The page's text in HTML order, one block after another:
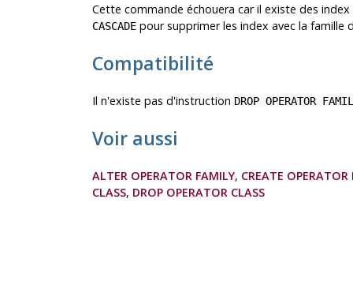
Cette commande échouera car il existe des
CASCADEpour supprimer les index avec la famille
Compatibilité
Il n'existe pas d'instruction DROP OPERATOR
Voir aussi
ALTER OPERATOR FAMILY, CREATE OPERATOR
CLASS, DROP OPERATOR CLASS